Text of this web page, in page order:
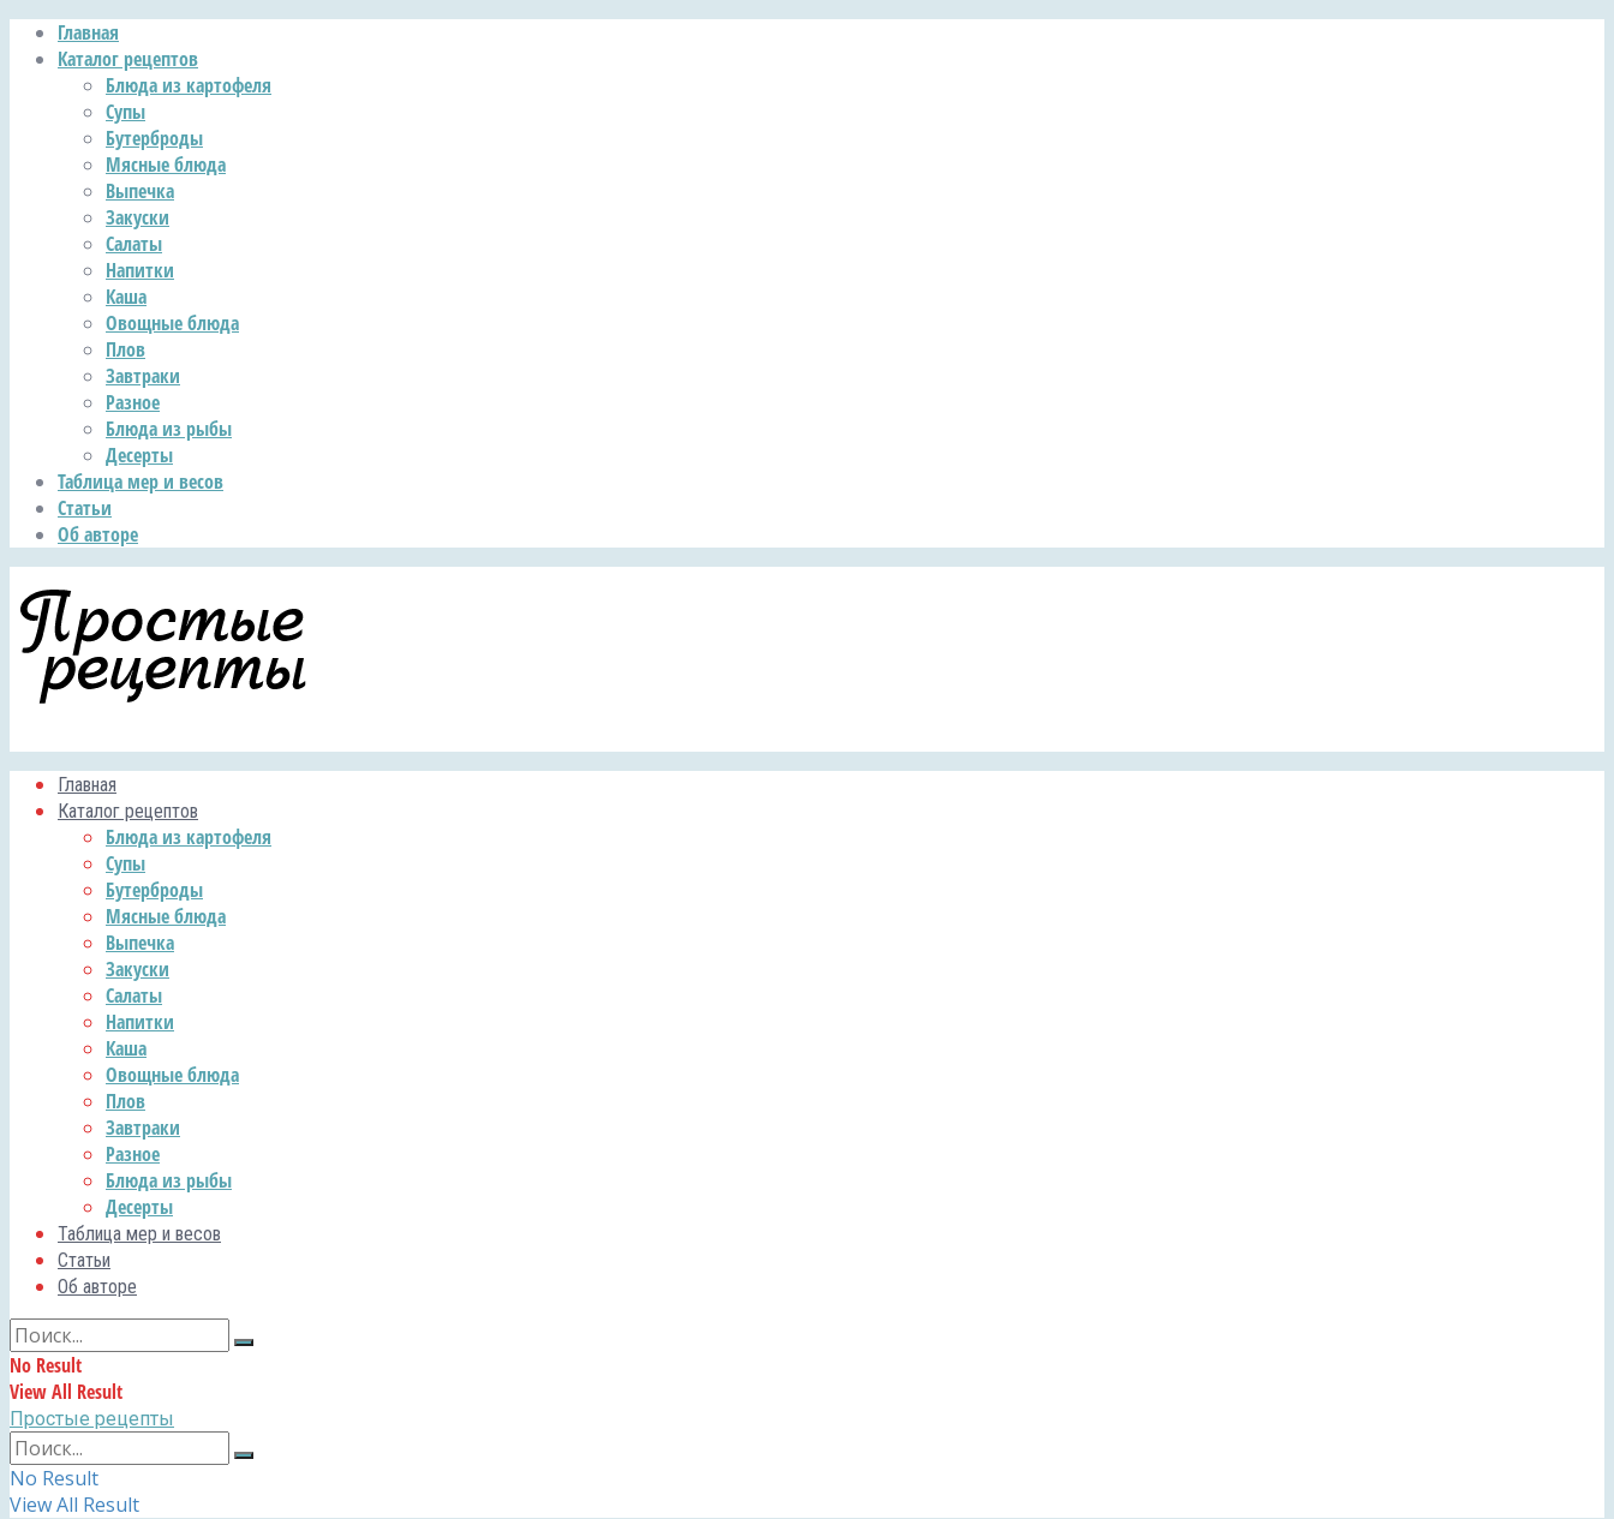
Главная
Каталог рецептов
Блюда из картофеля
Супы
Бутерброды
Мясные блюда
Выпечка
Закуски
Салаты
Напитки
Каша
Овощные блюда
Плов
Завтраки
Разное
Блюда из рыбы
Десерты
Таблица мер и весов
Статьи
Об авторе
Главная
Каталог рецептов
Блюда из картофеля
Супы
Бутерброды
Мясные блюда
Выпечка
Закуски
Салаты
Напитки
Каша
Овощные блюда
Плов
Завтраки
Разное
Блюда из рыбы
Десерты
Таблица мер и весов
Статьи
Об авторе
No Result
View All Result
Простые рецепты
No Result
View All Result